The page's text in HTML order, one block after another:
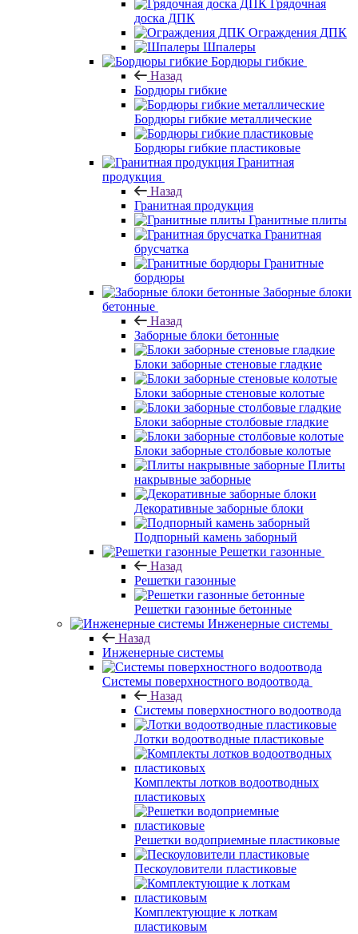
Грядочная
доска ДПК
Ограждения ДПК
Шпалеры
Бордюры гибкие
Назад
Бордюры гибкие
Бордюры гибкие металлические
Бордюры гибкие пластиковые
Гранитная
продукция
Назад
Гранитная продукция
Гранитные плиты
Гранитная
брусчатка
Гранитные
бордюры
Заборные блоки
бетонные
Назад
Заборные блоки бетонные
Блоки заборные стеновые гладкие
Блоки заборные стеновые колотые
Блоки заборные столбовые гладкие
Блоки заборные столбовые колотые
Плиты
накрывные заборные
Декоративные заборные блоки
Подпорный камень заборный
Решетки газонные
Назад
Решетки газонные
Решетки газонные бетонные
Инженерные системы
Назад
Инженерные системы
Системы поверхностного водоотвода
Назад
Системы поверхностного водоотвода
Лотки водоотводные пластиковые
Комплекты лотков водоотводных
пластиковых
Решетки водоприемные пластиковые
Пескоуловители пластиковые
Комплектующие к лоткам
пластиковым